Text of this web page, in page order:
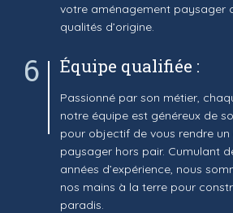
votre aménagement paysager
qualités d’origine.
6 Équipe qualifiée :
Passionné par son métier,
notre équipe est généreux de
pour objectif de vous rendre
paysager hors pair. Cumulant
années d’expérience, nous
nos mains à la terre pour
paradis.